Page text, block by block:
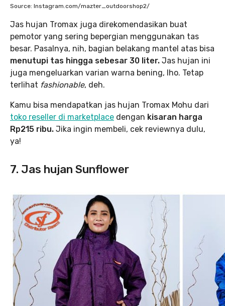
Source: Instagram.com/mazter_outdoorshop2/
Jas hujan Tromax juga direkomendasikan buat
pemotor yang sering bepergian menggunakan tas
besar. Pasalnya, nih, bagian belakang mantel atas bisa
menutupi tas hingga sebesar 30 liter. Jas hujan ini
juga mengeluarkan varian warna bening, lho. Tetap
terlihat fashionable, deh.
Kamu bisa mendapatkan jas hujan Tromax Mohu dari
toko reseller di marketplace dengan kisaran harga
Rp215 ribu. Jika ingin membeli, cek reviewnya dulu,
ya!
7. Jas hujan Sunflower